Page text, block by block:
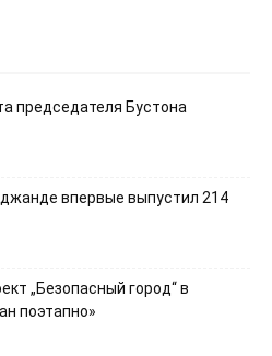
председателя Бустона
впервые выпустил 214
„Безопасный город“ в
поэтапно»